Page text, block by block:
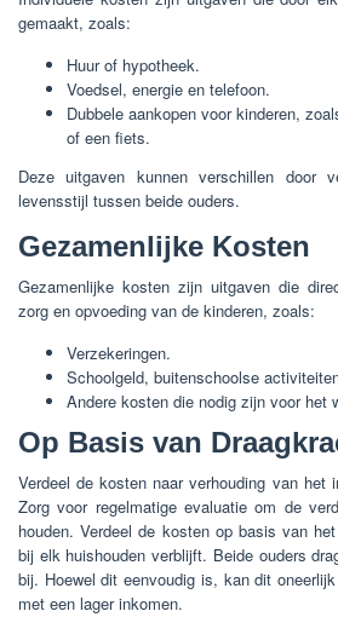
gemaakt, zoals:
Huur of hypotheek.
Voedsel, energie en telefoon.
Dubbele aankopen voor kinderen,
of een fiets.
Deze uitgaven kunnen verschillen door
levensstijl tussen beide ouders.
Gezamenlijke Kosten
Gezamenlijke kosten zijn uitgaven die
zorg en opvoeding van de kinderen, zoals:
Verzekeringen.
Schoolgeld, buitenschoolse
Andere kosten die nodig zijn voor het
Op Basis van
Verdeel de kosten naar verhouding van het
Zorg voor regelmatige evaluatie om de
houden. Verdeel de kosten op basis van
bij elk huishouden verblijft. Beide ouders
bij. Hoewel dit eenvoudig is, kan dit
met een lager inkomen.